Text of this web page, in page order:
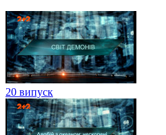
20 випуск